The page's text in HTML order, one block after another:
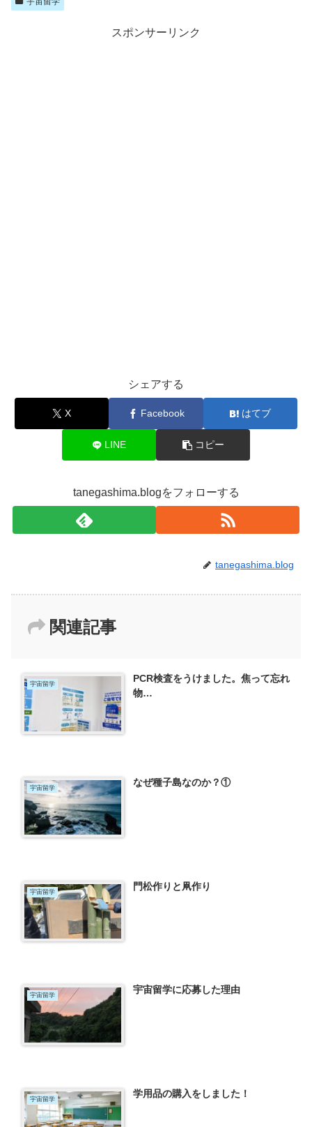
スポンサーリンク
シェアする
X Facebook はてブ
LINE コピー
tanegashima.blogをフォローする
tanegashima.blog
関連記事
宇宙留学
PCR検査をうけました。焦って忘れ
物…
宇宙留学 なぜ種子島なのか？①
宇宙留学 門松作りと凧作り
宇宙留学 宇宙留学に応募した理由
宇宙留学 学用品の購入をしました！